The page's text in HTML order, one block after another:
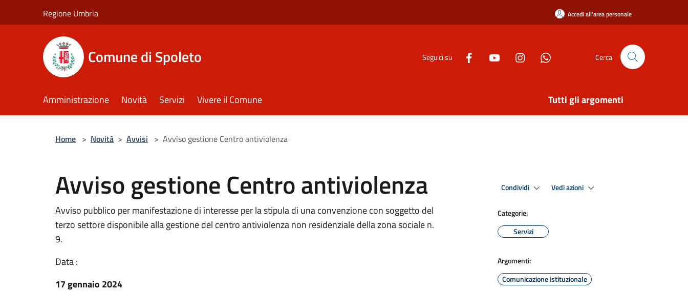
Regione Umbria Accedi all'area personale
Comune di Spoleto Seguici su Cerca
Amministrazione Novità Servizi Vivere il Comune Tutti gli argomenti
Home > Novità > Avvisi > Avviso gestione Centro antiviolenza
Avviso gestione Centro antiviolenza
Avviso pubblico per manifestazione di interesse per la stipula di una convenzione con soggetto del
terzo settore disponibile alla gestione del centro antiviolenza non residenziale della zona sociale n.
9.
Data :
17 gennaio 2024
Condividi Vedi azioni
Categorie:
Servizi
Argomenti:
Comunicazione istituzionale